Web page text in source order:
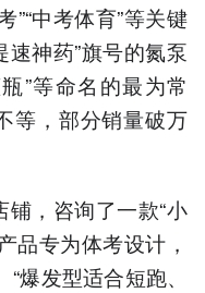
”“中考体育”等关键
速神药”旗号的氮泵
”等命名的最为常
等，部分销量破万
，咨询了一款“小
品专为体考设计，
爆发型适合短跑、